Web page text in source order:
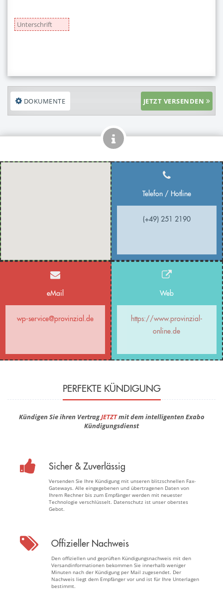
DOKUMENTE JETZT VERSENDEN
Telefon / Hotline
(+49) 251 2190
eMail
wp-service@provinzial.de
Web
https://www.provinzial-
online.de
PERFEKTE KÜNDIGUNG
Kündigen Sie ihren VertragJETZTmit dem intelligenten Exabo
Kündigungsdienst
Sicher & Zuverlässig
Versenden Sie Ihre Kündigung mit unseren blitzschnellen Fax-
Gateways. Alle eingegebenen und übertragenen Daten von
Ihrem Rechner bis zum Empfänger werden mit neuester
Technologie verschlüsselt. Datenschutz ist unser oberstes
Gebot.
Offizieller Nachweis
Den offiziellen und geprüften Kündigungsnachweis mit den
Versandinformationen bekommen Sie innerhalb weniger
Minuten nach der Kündigung per Mail zugesendet. Der
Nachweis liegt dem Empfänger vor und ist für Ihre Unterlagen
bestimmt.